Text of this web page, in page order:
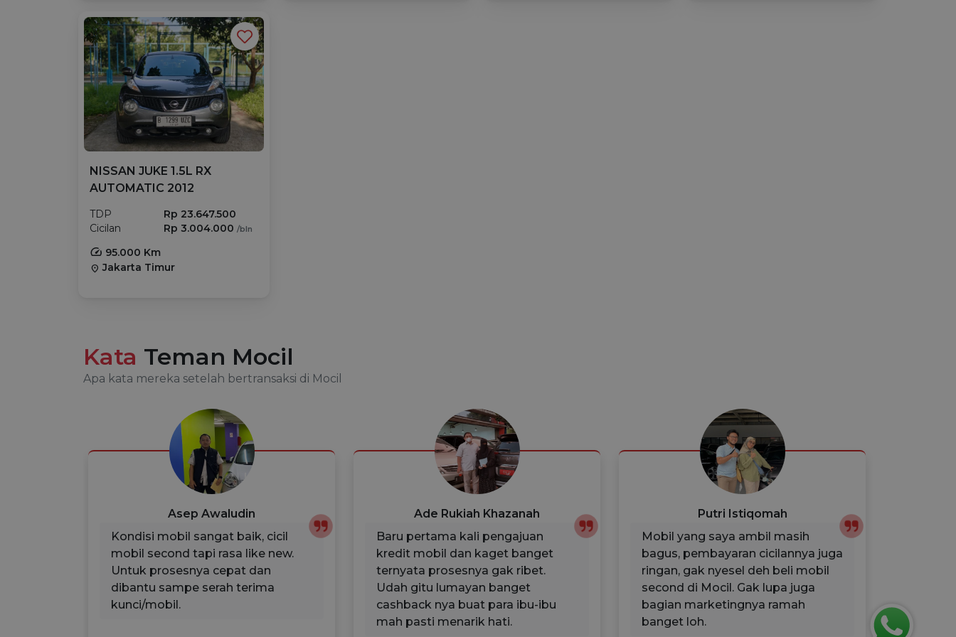
NISSAN JUKE 1.5L RX
AUTOMATIC 2012
TDP
Rp 23.647.500
Cicilan
Rp 3.004.000/bln
95.000 Km
location_on Jakarta Timur
Kata Teman Mocil
Apa kata mereka setelah bertransaksi di Mocil
Asep Awaludin
Kondisi mobil sangat baik, cicil
mobil second tapi rasa like new.
Untuk prosesnya cepat dan
dibantu sampe serah terima
kunci/mobil.
Ade Rukiah Khazanah
Baru pertama kali pengajuan
kredit mobil dan kaget banget
ternyata prosesnya gak ribet.
Udah gitu lumayan banget
cashback nya buat para ibu-ibu
mah pasti menarik hati.
Putri Istiqomah
Mobil yang saya ambil masih
bagus, pembayaran cicilannya juga
ringan, gak nyesel deh beli mobil
second di Mocil. Gak lupa juga
bagian marketingnya ramah
banget loh.